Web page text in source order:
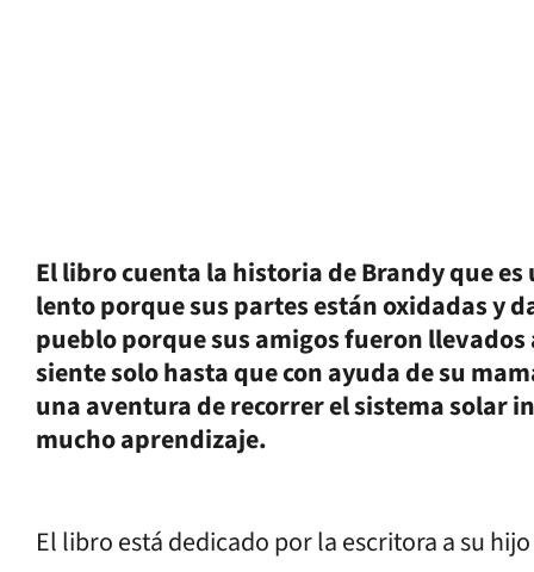
El libro cuenta la historia de Brandy que
lento porque sus partes están oxidadas y
pueblo porque sus amigos fueron
siente solo hasta que con ayuda de su
una aventura de recorrer el sistema solar
mucho aprendizaje.
El libro está dedicado por la escritora a su